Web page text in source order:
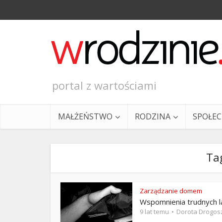
portal z wartościami
MAŁŻEŃSTWO RODZINA
Zarządzanie domem
Wspomnienia trudnych
9 lat temu Dorota